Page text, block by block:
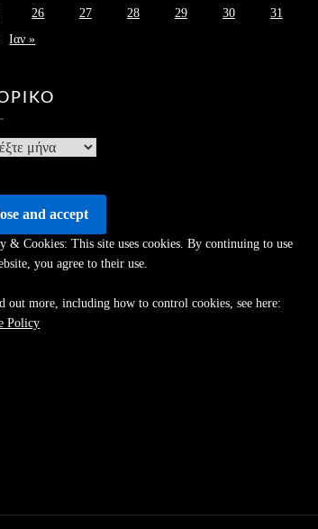
26 27 28 29 30
31
Ιαν »
& Cookies: This site uses cookies. By continuing to use
you agree to their use.
out more, including how to control cookies, see here:
Policy